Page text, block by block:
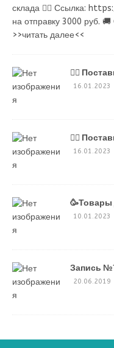
склада 👉🏻 Ссылка:
на отправку 3000 руб.
>>читать далее<<
💁‍♂
16.01.2023
💁‍♂
16.01.2023
10.01.2023
Запись
20.06.2019